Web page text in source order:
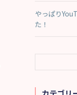
やっぱり
た！